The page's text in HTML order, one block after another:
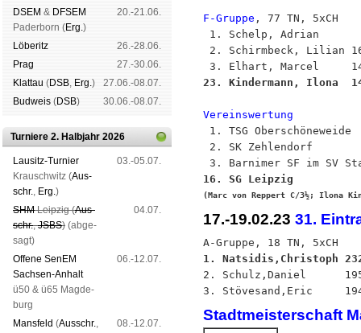
DSEM & DFSEM
Pader­born (Erg.)
20.-21.06.
Lö­be­ritz
26.-28.06.
Prag
27.-30.06.
Klat­tau (DSB, Erg.)
27.06.-08.07.
Bud­weis (DSB) 30.06.-08.07.
Turniere 2. Halbjahr 2026
Lau­sitz-Tur­nier
Krausch­witz (Aus­
schr., Erg.)
03.-05.07.
SHMLeip­zig (Aus­
schr.,JSBS) (ab­ge­
sagt)
04.07.
Offene SenEM
Sach­sen-An­halt
ü50 & ü65 Mag­de­
burg
06.-12.07.
Mans­feld (Aus­schr.,
08.-12.07.
F-Gruppe , 77 TN, 5xCH
1. Schelp, Adrian
2. Schirmbeck, Lilian
23. Kindermann, Ilona
Vereinswertung
1. TSG
2. SK Zehlendorf
(Marc von Reppert C/3½; Ilona
17.-19.02.23 31.
1. Natsidis,Christoph
2. Schulz,Daniel
Stadtmeisterschaft